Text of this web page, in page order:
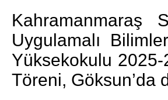
Kahramanmaraş
Uygulamalı
Yüksekokulu 2025-
Töreni, Göksun’da